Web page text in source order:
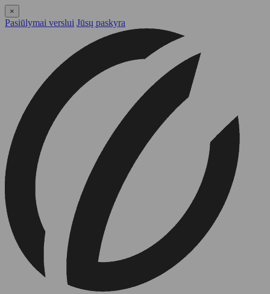
×
Pasiūlymai verslui Jūsų paskyra